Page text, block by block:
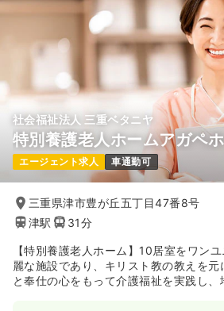
※一例
8:30～17:30
担当業務未経験可
ブランク可
第二
月給40万円以上可
気になる
2交代（常勤）
給与 25.5〜40.2万円/月 賞与2回
※一例
時間 8:30～17:30
月給40万円以上可
気になる
社会福祉法人 三重ベタニヤ
特別養護老人ホームアガペ
エージェント求人 車通勤可
三重県津市豊が丘五丁目47番8号
津駅
31分
【特別養護老人ホーム】10居室をワン
麗な施設であり、キリスト教の教えを
と奉仕の心をもって介護福祉を実践し、